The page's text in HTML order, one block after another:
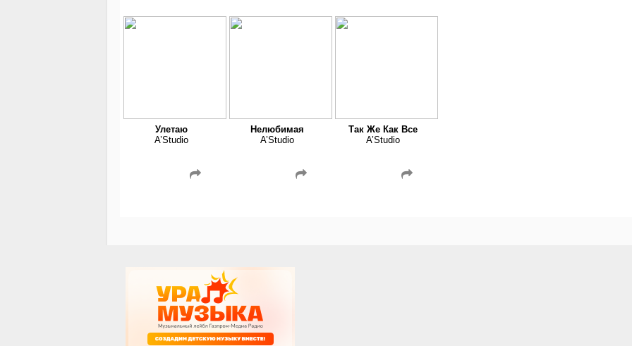
Улетаю
A’Studio
Нелюбимая
A’Studio
Так Же Как Все
A’Studio